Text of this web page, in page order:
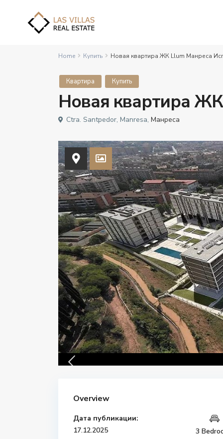
Home Купить Новая квартира ЖК Llum Манреса
Квартира Купить
Новая квартира
Ctra. Santpedor, Manresa, Манреса
Overview
Дата публикации:
17.12.2025
3